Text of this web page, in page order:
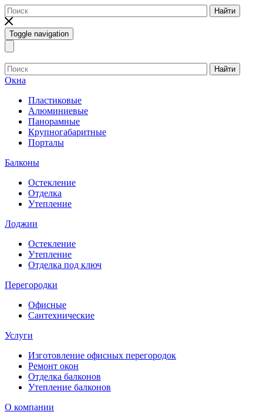
Найти
Toggle navigation
Найти
Окна
Пластиковые
Алюминиевые
Панорамные
Крупногабаритные
Порталы
Балконы
Остекление
Отделка
Утепление
Лоджии
Остекление
Утепление
Отделка под ключ
Перегородки
Офисные
Сантехнические
Услуги
Изготовление офисных перегородок
Ремонт окон
Отделка балконов
Утепление балконов
О компании